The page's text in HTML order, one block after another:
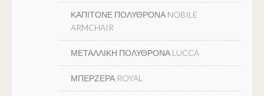
ΚΑΠΙΤΟΝΕ ΠΟΛΥΘΡΟΝΑ NOBILE
ARMCHAIR
ΜΕΤΑΛΛΙΚΗ ΠΟΛΥΘΡΟΝΑ LUCCA
ΜΠΕΡΖΕΡΑ ROYAL